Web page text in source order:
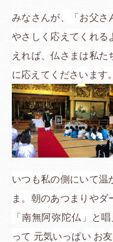
みなさんが、「お父さ
やさしく応えてくれる
えれば、仏さまは私た
に応えてくださいます。
いつも私の側にいて温
ま。朝のあつまりやダ
「南無阿弥陀仏」と
って 元気いっぱい お